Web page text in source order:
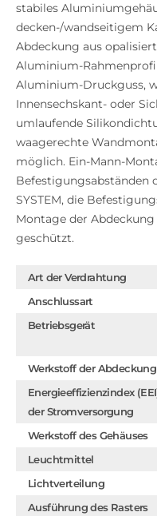
stabiles
decken-/wandseitigem
Abdeckung aus
Aluminium-
Aluminium-Druckguss,
Innensechskant- oder
umlaufende
waagerechte
möglich. Ein-Mann-
Befestigungsabständen
SYSTEM, die
Montage der
geschützt.
Art der Verdrahtung
Anschlussart
Betriebsgerät
Werkstoff der Abdeckung
Energieeffizienzindex
der Stromversorgung
Werkstoff des Gehäuses
Leuchtmittel
Lichtverteilung
Ausführung des Rasters